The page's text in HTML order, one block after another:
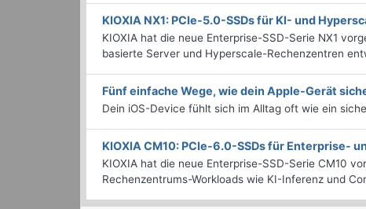
KIOXIA NX1: PCIe-5.0-SSDs für KI- und
KIOXIA hat die neue Enterprise-SSD-Serie NX1
basierte Server und Hyperscale-Rechenzentren
Fünf einfache Wege, wie dein Apple-Gerät
Dein iOS-Device fühlt sich im Alltag oft wie ein
KIOXIA CM10: PCIe-6.0-SSDs für Enterprise-
KIOXIA hat die neue Enterprise-SSD-Serie CM10
Rechenzentrums-Workloads wie KI-Inferenz und